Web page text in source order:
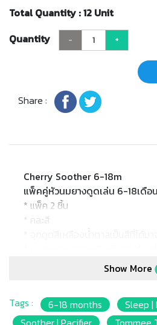
Total Quantity : 12 Unit
Quantity
- +
Share :
Cherry Soother 6-18m
แพ็คคู่หัวนมยางดูดเล่น 6-18เดือน
* แพ็ค 2 ชิ้น
* คละสี
ความรู้สึกเหมือนเต้านมแม่
* รูปทรงของปลายจุกโค้งมนคล้ายลู
ระหว่างการใช้งาน
* นอกจากนี้ยังพลิกได้ใช้งานได้ทุกด้
Show More
Tags : 6-18 months
Sleep |